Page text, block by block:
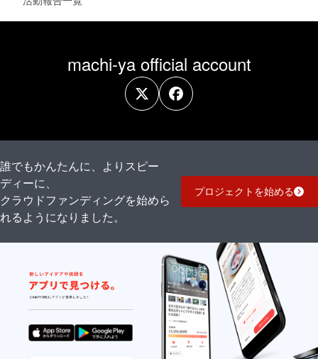
machi-ya official account
誰でもかんたんに、よりスピー
ディーに、
クラウドファンディングを始めら
れるようになりました。
プロジェクトを始める